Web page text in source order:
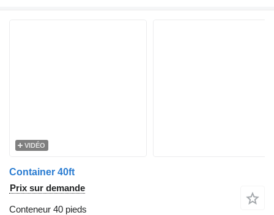
VIDÉO
Container 40ft
Prix sur demande
Conteneur 40 pieds